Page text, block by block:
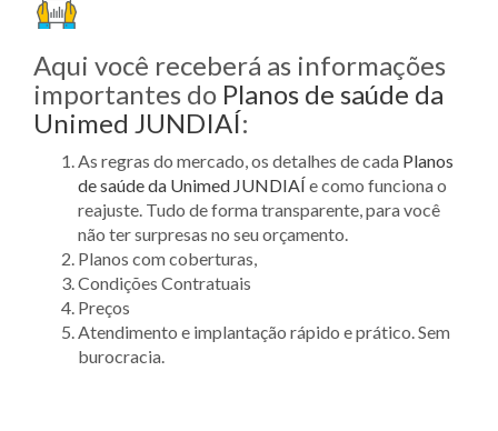
Aqui você receberá as informações
importantes do Planos de saúde da
Unimed JUNDIAÍ:
As regras do mercado, os detalhes de cada Planos
de saúde da Unimed JUNDIAÍe como funciona o
reajuste. Tudo de forma transparente, para você
não ter surpresas no seu orçamento.
Planos com coberturas,
Condições Contratuais
Preços
Atendimento e implantação rápido e prático. Sem
burocracia.